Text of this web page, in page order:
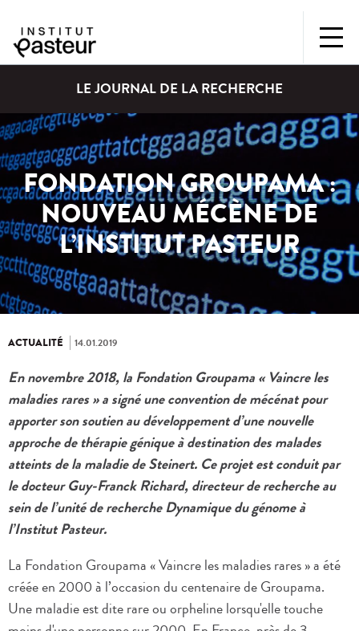
LE JOURNAL DE LA RECHERCHE
FONDATION GROUPAMA :
NOUVEAU MÉCÈNE DE
L’INSTITUT PASTEUR
ACTUALITÉ 14.01.2019
En novembre 2018, la Fondation Groupama « Vaincre les
maladies rares » a signé une convention de mécénat pour
apporter son soutien au développement d’une nouvelle
approche de thérapie génique à destination des malades
atteints de la maladie de Steinert. Ce projet est conduit par
le docteur Guy-Franck Richard, directeur de recherche au
sein de l’unité de recherche Dynamique du génome à
l’Institut Pasteur.
La Fondation Groupama « Vaincre les maladies rares » a été
créée en 2000 à l’occasion du centenaire de Groupama.
Une maladie est dite rare ou orpheline lorsqu'elle touche